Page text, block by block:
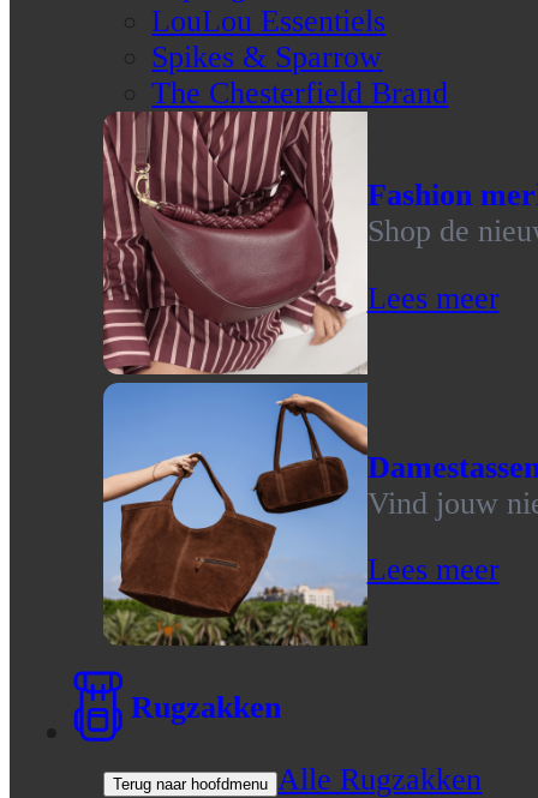
LouLou Essentiels
Spikes & Sparrow
The Chesterfield Brand
Fashion
Shop de
Lees meer
Vind jouw
Lees meer
Rugzakken
Terug naar hoofdmenu Alle Rugzakken